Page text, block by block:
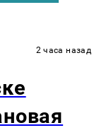
2 часа назад